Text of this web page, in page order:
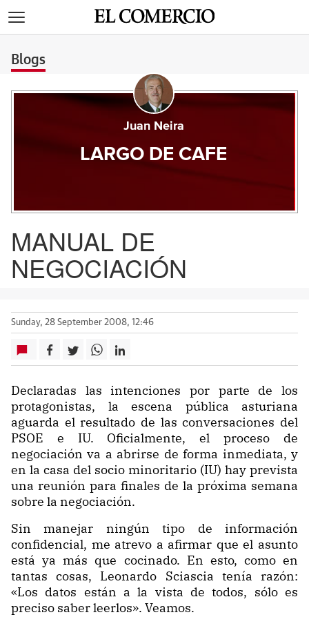
Blogs
Juan Neira
LARGO DE CAFE
MANUAL DE
NEGOCIACIÓN
Sunday, 28 September 2008, 12:46
Declaradas las intenciones por parte de los
protagonistas, la escena pública asturiana
aguarda el resultado de las conversaciones del
PSOE e IU. Oficialmente, el proceso de
negociación va a abrirse de forma inmediata, y
en la casa del socio minoritario (IU) hay prevista
una reunión para finales de la próxima semana
sobre la negociación.
Sin manejar ningún tipo de información
confidencial, me atrevo a afirmar que el asunto
está ya más que cocinado. En esto, como en
tantas cosas, Leonardo Sciascia tenía razón:
«Los datos están a la vista de todos, sólo es
preciso saber leerlos». Veamos.